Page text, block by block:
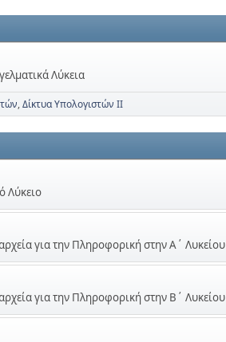
Λύκεια
Δίκτυα Υπολογιστών ΙΙ
Λύκειο
για την Πληροφορική στην Α΄ Λυκείου
για την Πληροφορική στην Β΄ Λυκείου